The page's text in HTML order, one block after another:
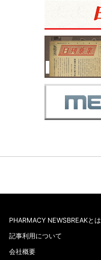
PHARMACY NEWSBREAKとは
記事利用について
会社概要